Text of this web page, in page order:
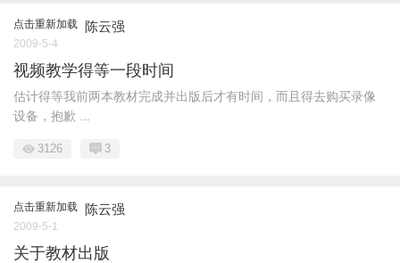
点击重新加载 陈云强
2009-5-4
视频教学得等一段时间
估计得等我前两本教材完成并出版后才有时间，而且得去购买录像
设备，抱歉 ...
3126 3
点击重新加载 陈云强
2009-5-1
关于教材出版